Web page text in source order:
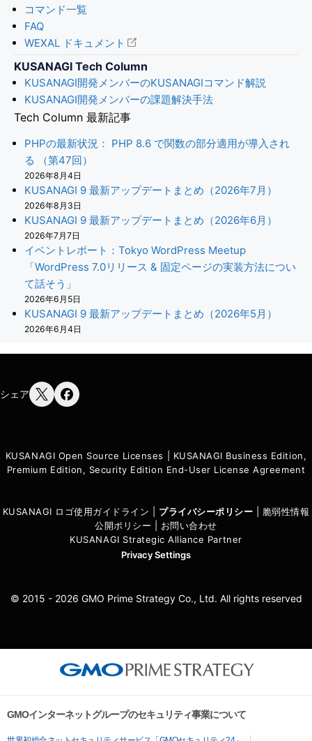
コマンド一覧
FAQ
WEXAL ドキュメント
KUSANAGI Tech Column
KUSANAGI開発メンバーのKUSANAGIコマンド解説
KUSANAGI開発メンバーの課題解決手法
Tech Column 最新記事
PHPの最新状況： PHP 8.6 で関数の部分適用が導入され
る （第47回）
2026年8月4日
KUSANAGI 9 最新アップデートまとめ（2026年7月）
2026年8月3日
KUSANAGI 9 最新アップデートまとめ（2026年6月）
2026年7月7日
イベントレポート：Tokyo WordPress Meetup
「WordPress 7.0リリース & 固定ページの実装方法につい
て話そう」
2026年6月5日
KUSANAGI 9 最新アップデートまとめ（2026年5月）
2026年6月4日
シェア
KUSANAGI Open Source Licenses
KUSANAGI Business Edition,
Premium Edition, Security Edition End-User License Agreement
KUSANAGI ロゴ使用ガイドライン プライバシーポリシー
脆弱性情報
公開ポリシー
お問い合わせ
KUSANAGI Strategic Alliance Partner
Privacy Settings
© 2015 - 2026 GMO Prime Strategy Co., Ltd. All rights reserved
GMOインターネットグループのセキュリティ事業について